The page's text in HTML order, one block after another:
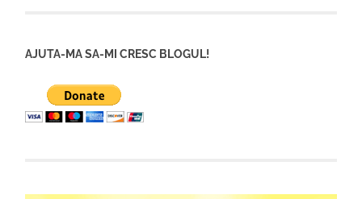
AJUTA-MA SA-MI CRESC BLOGUL!